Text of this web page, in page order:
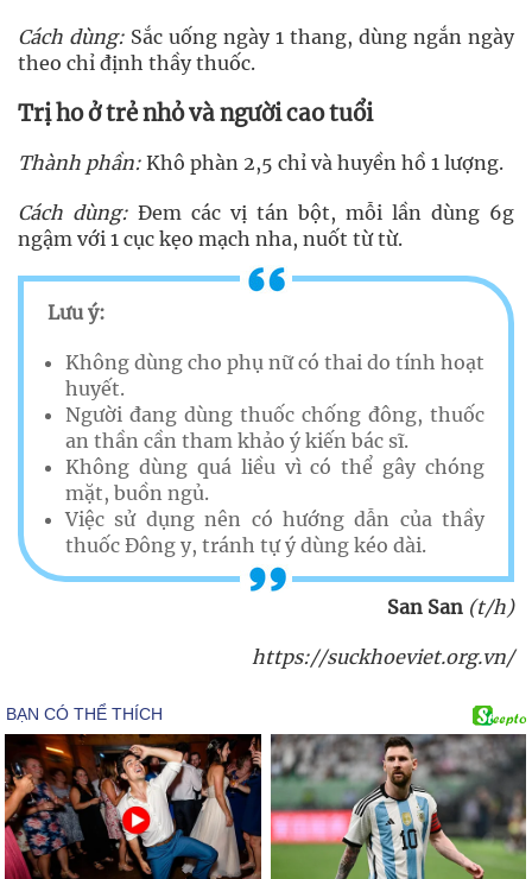
Cách dùng: Sắc uống ngày 1 thang, dùng ngắn ngày
theo chỉ định thầy thuốc.
Trị ho ở trẻ nhỏ và người cao tuổi
Thành phần: Khô phàn 2,5 chỉ và huyền hồ 1 lượng.
Cách dùng: Đem các vị tán bột, mỗi lần dùng 6g
ngậm với 1 cục kẹo mạch nha, nuốt từ từ.
Lưu ý:
Không dùng cho phụ nữ có thai do tính hoạt
huyết.
Người đang dùng thuốc chống đông, thuốc
an thần cần tham khảo ý kiến bác sĩ.
Không dùng quá liều vì có thể gây chóng
mặt, buồn ngủ.
Việc sử dụng nên có hướng dẫn của thầy
thuốc Đông y, tránh tự ý dùng kéo dài.
San San (t/h)
https://suckhoeviet.org.vn/